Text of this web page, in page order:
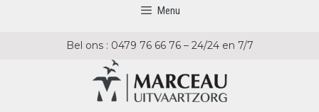
Menu
Bel ons : 0479 76 66 76 – 24/24 en 7/7